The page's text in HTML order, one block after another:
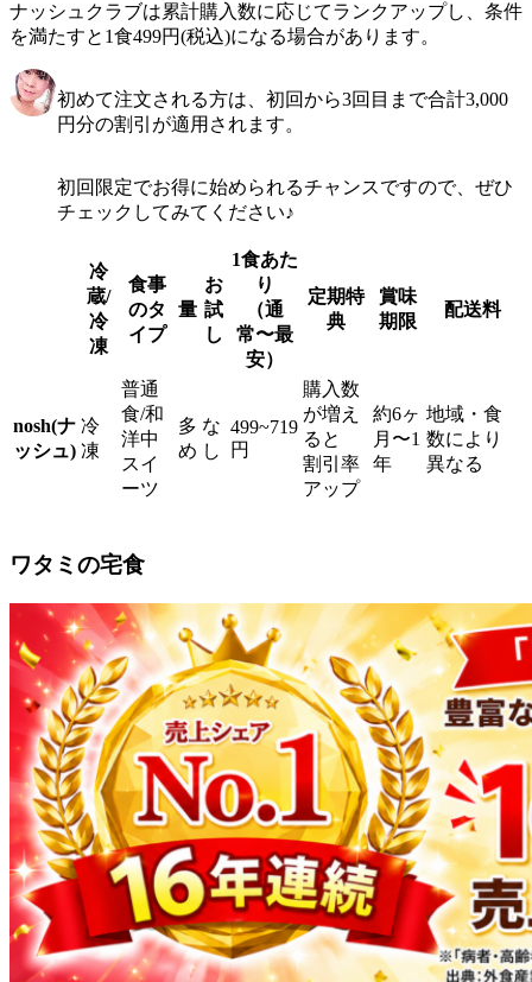
ナッシュクラブは累計購入数に応じてランクアップし、条件
を満たすと1食499円(税込)になる場合があります。
初めて注文される方は、初回から3回目まで合計3,000
円分の割引が適用されます。
初回限定でお得に始められるチャンスですので、ぜひ
チェックしてみてください♪
冷
蔵/
冷
凍
食事
のタ
イプ
量
お
試
し
1食あた
り
（通
常〜最
安）
定期特
典
賞味
期限
配送料
nosh(ナ
ッシュ)
冷
凍
普通
食/和
洋中
スイ
ーツ
多
め
な
し
499~719
円
購入数
が増え
ると
割引率
アップ
約6ヶ
月〜1
年
地域・食
数により
異なる
ワタミの宅食